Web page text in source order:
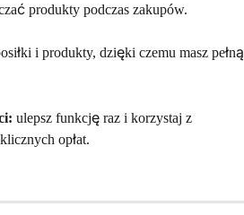
produkty podczas zakupów.
i produkty, dzięki czemu masz pełną
ulepsz funkcję raz i korzystaj z
opłat.